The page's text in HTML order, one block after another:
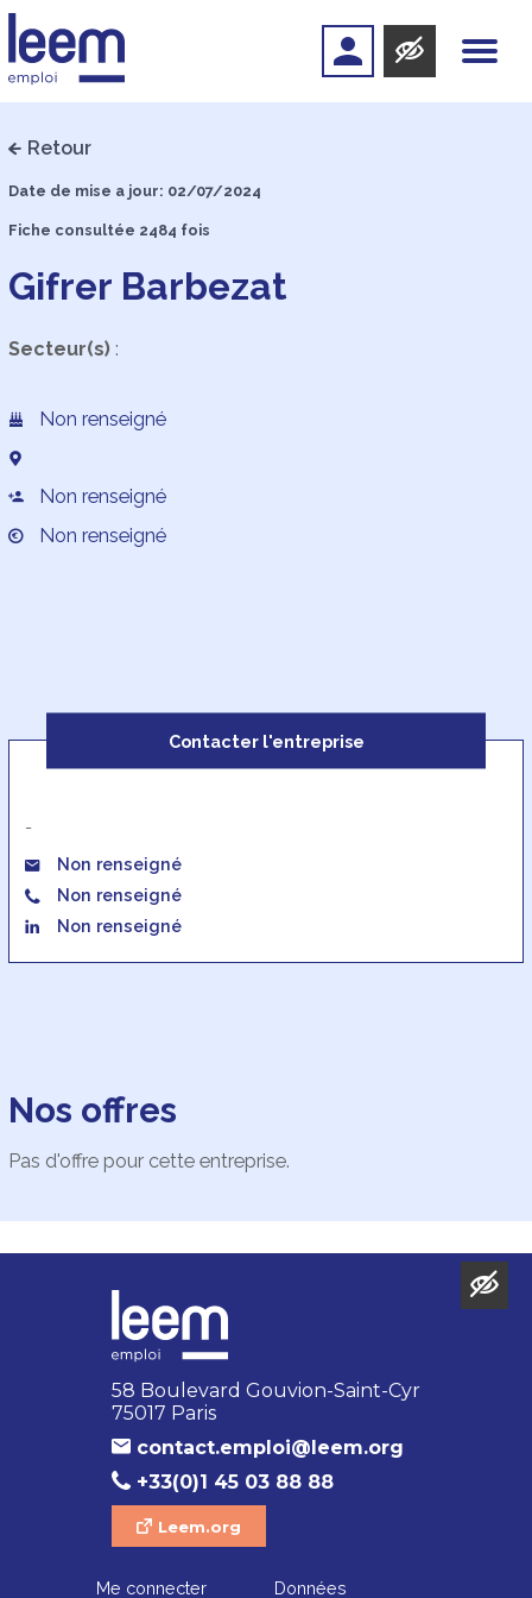
Retour
Date de mise a jour: 02/07/2024
Fiche consultée 2484 fois
Gifrer Barbezat
Secteur(s):
Non renseigné
Non renseigné
Non renseigné
Contacter l'entreprise
-
Non renseigné
Non renseigné
Non renseigné
Nos offres
Pas d'offre pour cette entreprise.
58 Boulevard Gouvion-Saint-Cyr
75017 Paris
contact.emploi@leem.org
+33(0)1 45 03 88 88
Leem.org
Me connecter Données